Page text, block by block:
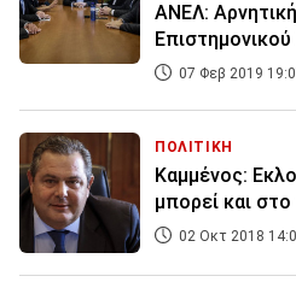
ΑΝΕΛ:
07 Φεβ 2019
ΠΟΛΙΤΙΚΗ
Καμμένος:
μπορεί και
02 Οκτ 2018